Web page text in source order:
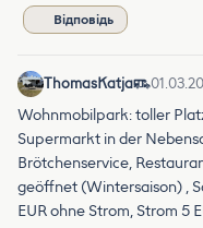
Відповідь
ThomasKatja
Wohnmobilpark: toller
Supermarkt in der
Brötchenservice,
geöffnet (Wintersaison) ,
EUR ohne Strom, Strom 5